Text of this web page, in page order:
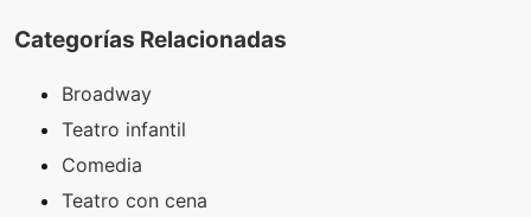
Categorías Relacionadas
Broadway
Teatro infantil
Comedia
Teatro con cena